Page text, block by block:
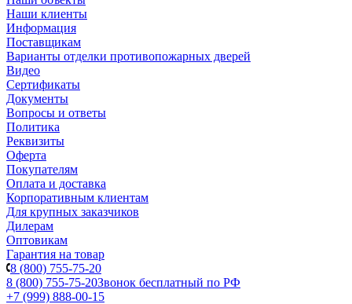
Наши клиенты
Информация
Поставщикам
Варианты отделки противопожарных дверей
Видео
Сертификаты
Документы
Вопросы и ответы
Политика
Реквизиты
Оферта
Покупателям
Оплата и доставка
Корпоративным клиентам
Для крупных заказчиков
Дилерам
Оптовикам
Гарантия на товар
8 (800) 755-75-20
8 (800) 755-75-20Звонок бесплатный по РФ
+7 (999) 888-00-15